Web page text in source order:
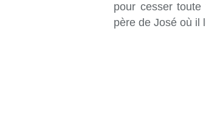
pour cesser
père de José où il